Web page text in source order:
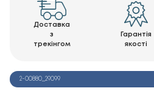
Доставка
з
трекінгом
Гарантія
якості
2-00880_29099